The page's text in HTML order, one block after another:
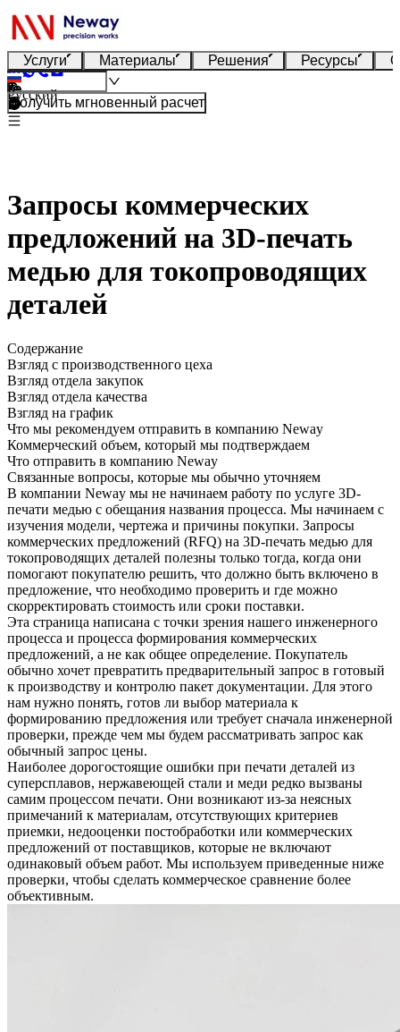
Услуги Материалы Решения Ресурсы
Русский
Получить мгновенный расчет
Запросы коммерческих
предложений на 3D-печать
медью для токопроводящих
деталей
Содержание
Взгляд с производственного цеха
Взгляд отдела закупок
Взгляд отдела качества
Взгляд на график
Что мы рекомендуем отправить в компанию Neway
Коммерческий объем, который мы подтверждаем
Что отправить в компанию Neway
Связанные вопросы, которые мы обычно уточняем
В компании Neway мы не начинаем работу по услуге 3D-
печати медью с обещания названия процесса. Мы начинаем с
изучения модели, чертежа и причины покупки. Запросы
коммерческих предложений (RFQ) на 3D-печать медью для
токопроводящих деталей полезны только тогда, когда они
помогают покупателю решить, что должно быть включено в
предложение, что необходимо проверить и где можно
скорректировать стоимость или сроки поставки.
Эта страница написана с точки зрения нашего инженерного
процесса и процесса формирования коммерческих
предложений, а не как общее определение. Покупатель
обычно хочет превратить предварительный запрос в готовый
к производству и контролю пакет документации. Для этого
нам нужно понять, готов ли выбор материала к
формированию предложения или требует сначала инженерной
проверки, прежде чем мы будем рассматривать запрос как
обычный запрос цены.
Наиболее дорогостоящие ошибки при печати деталей из
суперсплавов, нержавеющей стали и меди редко вызваны
самим процессом печати. Они возникают из-за неясных
примечаний к материалам, отсутствующих критериев
приемки, недооценки постобработки или коммерческих
предложений от поставщиков, которые не включают
одинаковый объем работ. Мы используем приведенные ниже
проверки, чтобы сделать коммерческое сравнение более
объективным.